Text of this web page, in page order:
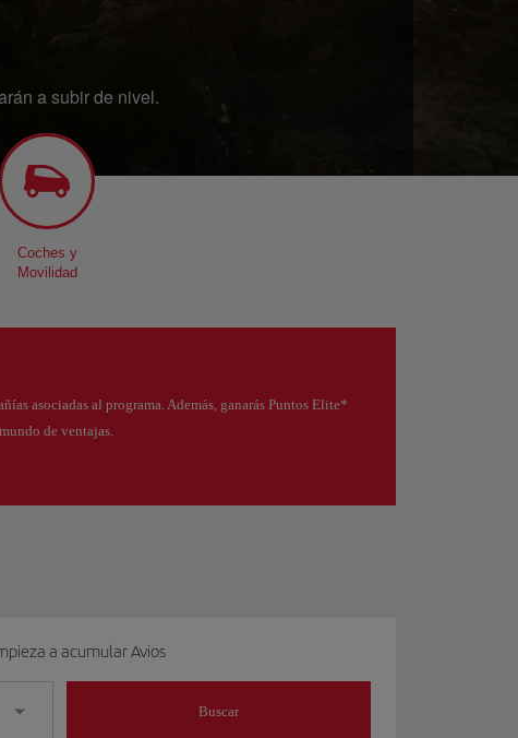
a subir de nivel.
Coches y
Movilidad
asociadas al programa. Además, ganarás Puntos Elite*
de ventajas.
a acumular Avios
Buscar